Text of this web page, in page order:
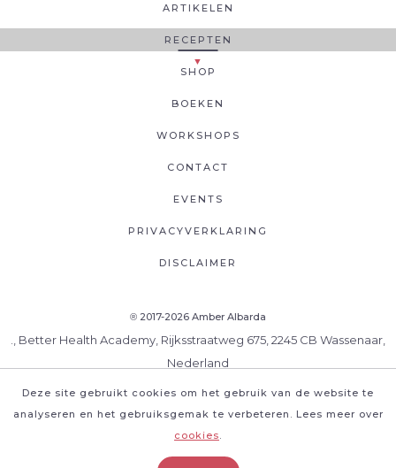
Deze site gebruikt cookies om het gebruik van de website te
analyseren en het gebruiksgemak te verbeteren. Lees meer over
cookies.
ARTIKELEN
RECEPTEN
SHOP
BOEKEN
WORKSHOPS
CONTACT
EVENTS
PRIVACYVERKLARING
DISCLAIMER
® 2017-2026 Amber Albarda
., Better Health Academy, Rijksstraatweg 675, 2245 CB Wassenaar,
Nederland